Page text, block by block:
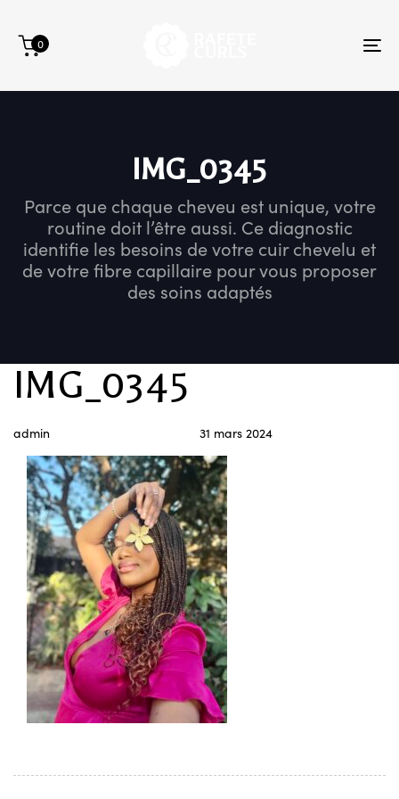
links
primary
Skip
0
IMG_0345
Parce que chaque cheveu est unique, votre
routine doit l’être aussi. Ce diagnostic
identifie les besoins de votre cuir chevelu et
de votre fibre capillaire pour vous proposer
des soins adaptés
IMG_0345
Author
admin
Published
on:
31 mars 2024
Published
in: